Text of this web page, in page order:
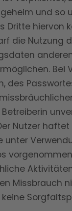
und so
Dritte hiervon
die Nutzung
Bei
des
Nutzer
unter
Missbrauch